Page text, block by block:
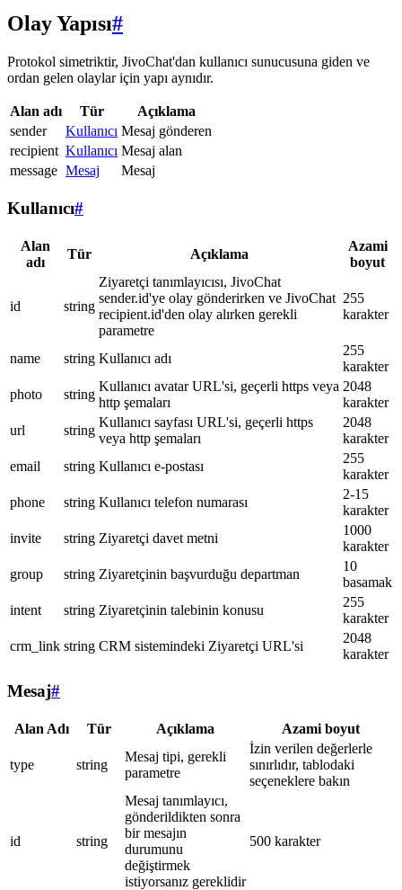
Olay Yapısı#
Protokol simetriktir, JivoChat'dan kullanıcı sunucusuna giden ve
ordan gelen olaylar için yapı aynıdır.
Alan adı Tür
Açıklama
sender
Kullanıcı Mesaj gönderen
recipient Kullanıcı Mesaj alan
message Mesaj Mesaj
Kullanıcı#
Alan
adı
Tür Açıklama
Azami
boyut
id string
Ziyaretçi tanımlayıcısı, JivoChat
sender.id'ye olay gönderirken ve JivoChat
recipient.id'den olay alırken gerekli
parametre
255
karakter
name string Kullanıcı adı
255
karakter
photo
string
Kullanıcı avatar URL'si, geçerli https veya
http şemaları
2048
karakter
url
string
Kullanıcı sayfası URL'si, geçerli https
veya http şemaları
2048
karakter
email
string Kullanıcı e-postası
255
karakter
phone
string Kullanıcı telefon numarası
2-15
karakter
invite
string Ziyaretçi davet metni
1000
karakter
group
string Ziyaretçinin başvurduğu departman
10
basamak
intent
string Ziyaretçinin talebinin konusu
255
karakter
crm_link string CRM sistemindeki Ziyaretçi URL'si
2048
karakter
Mesaj#
Alan Adı Tür Açıklama Azami boyut
type string
Mesaj tipi, gerekli
parametre
İzin verilen değerlerle
sınırlıdır, tablodaki
seçeneklere bakın
id string
Mesaj tanımlayıcı,
gönderildikten sonra
bir mesajın
durumunu
değiştirmek
istiyorsanız gereklidir
500 karakter